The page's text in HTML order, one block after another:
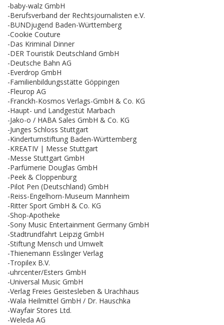
-baby-walz GmbH
-Berufsverband der Rechtsjournalisten e.V.
-BUNDjugend Baden-Württemberg
-Cookie Couture
-Das Kriminal Dinner
-DER Touristik Deutschland GmbH
-Deutsche Bahn AG
-Everdrop GmbH
-Familienbildungsstätte Göppingen
-Fleurop AG
-Franckh-Kosmos Verlags-GmbH & Co. KG
-Haupt- und Landgestüt Marbach
-Jako-o / HABA Sales GmbH & Co. KG
-Junges Schloss Stuttgart
-Kinderturnstiftung Baden-Württemberg
-KREATIV | Messe Stuttgart
-Messe Stuttgart GmbH
-Parfümerie Douglas GmbH
-Peek & Cloppenburg
-Pilot Pen (Deutschland) GmbH
-Reiss-Engelhorn-Museum Mannheim
-Ritter Sport GmbH & Co. KG
-Shop-Apotheke
-Sony Music Entertainment Germany GmbH
-Stadtrundfahrt Leipzig GmbH
-Stiftung Mensch und Umwelt
-Thienemann Esslinger Verlag
-Tropilex B.V.
-uhrcenter/Esters GmbH
-Universal Music GmbH
-Verlag Freies Geistesleben & Urachhaus
-Wala Heilmittel GmbH / Dr. Hauschka
-Wayfair Stores Ltd.
-Weleda AG